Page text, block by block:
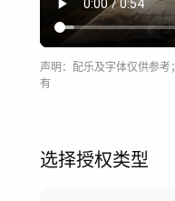
声明：配乐及字体仅供参
有
选择授权类型